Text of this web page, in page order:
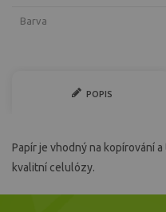
Barva
POPIS
Papír je vhodný na kopírování
kvalitní celulózy.